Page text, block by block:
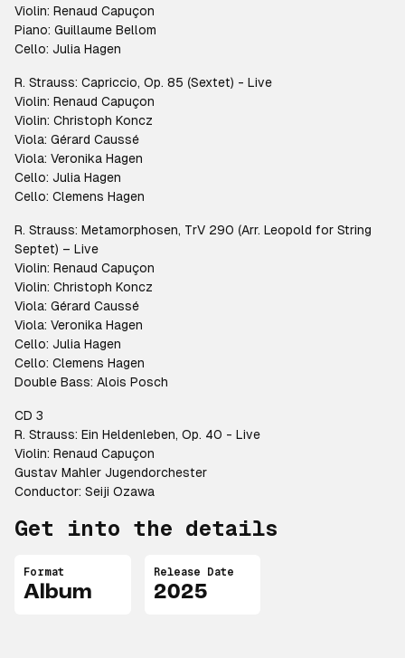
Violin: Renaud Capuçon
Piano: Guillaume Bellom
Cello: Julia Hagen
R. Strauss: Capriccio, Op. 85 (Sextet) - Live
Violin: Renaud Capuçon
Violin: Christoph Koncz
Viola: Gérard Caussé
Viola: Veronika Hagen
Cello: Julia Hagen
Cello: Clemens Hagen
R. Strauss: Metamorphosen, TrV 290 (Arr. Leopold for String
Septet) – Live
Violin: Renaud Capuçon
Violin: Christoph Koncz
Viola: Gérard Caussé
Viola: Veronika Hagen
Cello: Julia Hagen
Cello: Clemens Hagen
Double Bass: Alois Posch
CD 3
R. Strauss: Ein Heldenleben, Op. 40 - Live
Violin: Renaud Capuçon
Gustav Mahler Jugendorchester
Conductor: Seiji Ozawa
Get into the details
Format
Album
Release Date
2025